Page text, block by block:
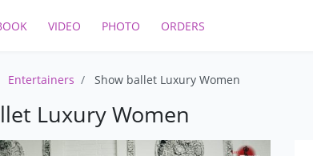
VIDEO PHOTO ORDERS
Entertainers Show ballet Luxury Women
Luxury Women